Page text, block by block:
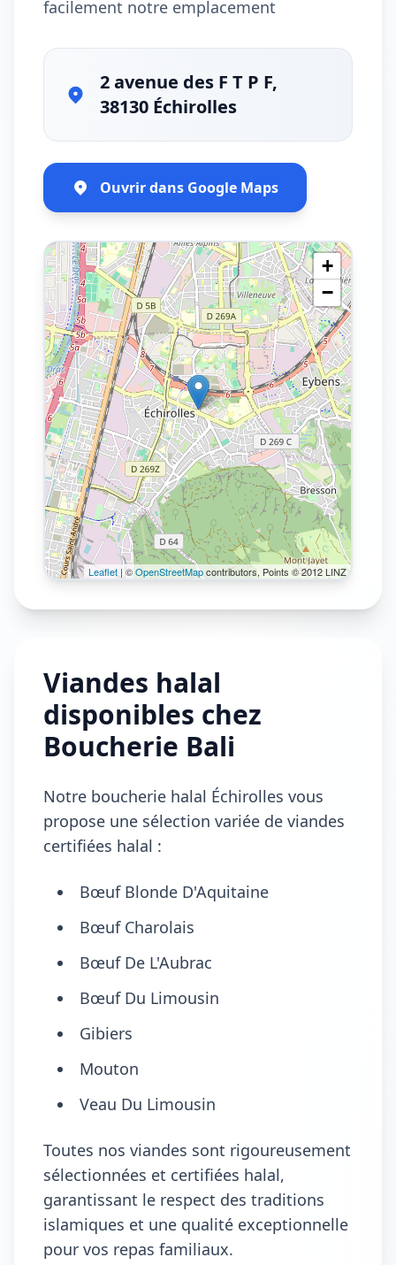
facilement notre emplacement
2 avenue des F T P F,
38130 Échirolles
Ouvrir dans Google Maps
+
−
Leaflet | ©OpenStreetMapcontributors, Points © 2012 LINZ
Viandes halal
disponibles chez
Boucherie Bali
Notre boucherie halal Échirolles vous
propose une sélection variée de viandes
certifiées halal :
Bœuf Blonde D'Aquitaine
Bœuf Charolais
Bœuf De L'Aubrac
Bœuf Du Limousin
Gibiers
Mouton
Veau Du Limousin
Toutes nos viandes sont rigoureusement
sélectionnées et certifiées halal,
garantissant le respect des traditions
islamiques et une qualité exceptionnelle
pour vos repas familiaux.